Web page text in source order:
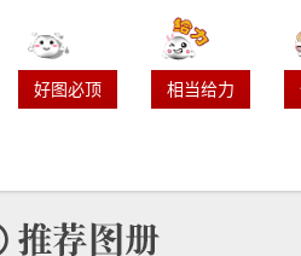
好图必顶 相当给力